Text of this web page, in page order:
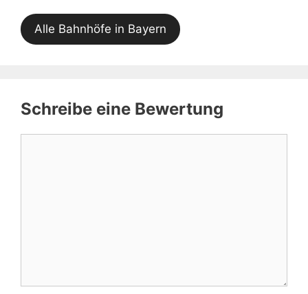
Alle Bahnhöfe in Bayern
Schreibe eine Bewertung